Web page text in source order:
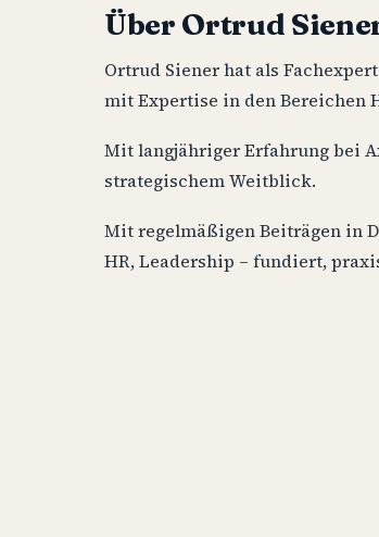
Über Ortrud
Ortrud Siener hat als
mit Expertise in den Bereichen
Mit langjähriger Erfahrung bei
strategischem Weitblick.
Mit regelmäßigen Beiträgen in
HR, Leadership – fundiert,